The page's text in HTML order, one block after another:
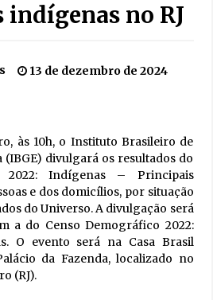
no RJ
13 de dezembro de 2024
às 10h, o Instituto Brasileiro de
(IBGE) divulgará os resultados do
2022: Indígenas – Principais
e dos domicílios, por situação
do Universo. A divulgação será
a do Censo Demográfico 2022:
O evento será na Casa Brasil
da Fazenda, localizado no
(RJ).